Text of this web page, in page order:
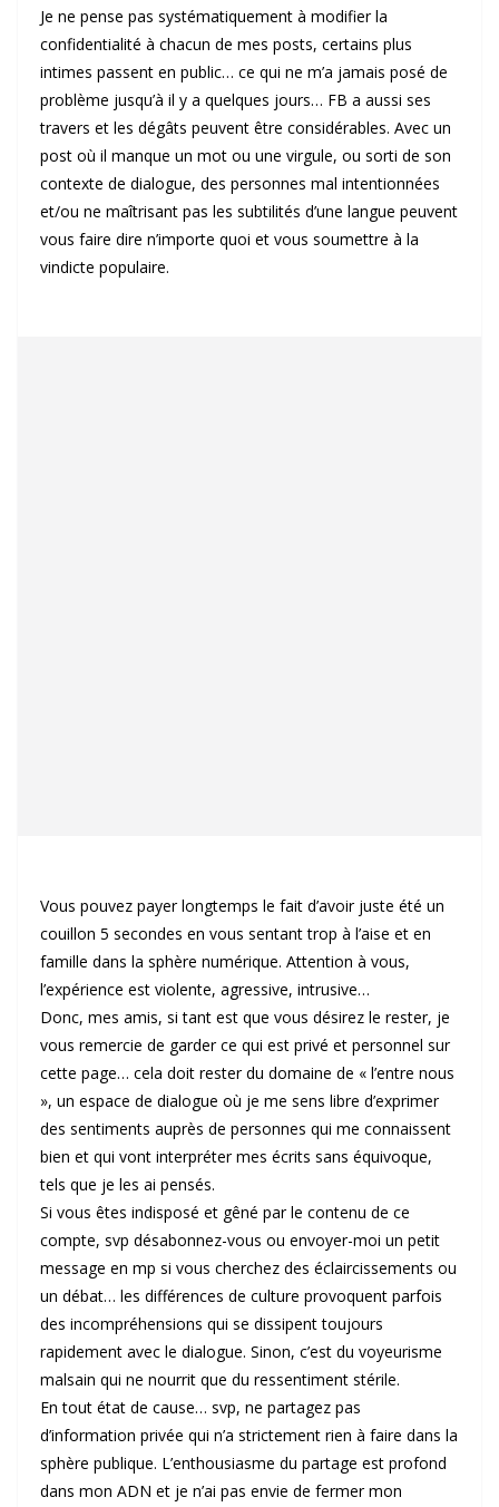
Je ne pense pas systématiquement à modifier la
confidentialité à chacun de mes posts, certains plus
intimes passent en public… ce qui ne m’a jamais posé de
problème jusqu’à il y a quelques jours… FB a aussi ses
travers et les dégâts peuvent être considérables. Avec un
post où il manque un mot ou une virgule, ou sorti de son
contexte de dialogue, des personnes mal intentionnées
et/ou ne maîtrisant pas les subtilités d’une langue peuvent
vous faire dire n’importe quoi et vous soumettre à la
vindicte populaire.
Vous pouvez payer longtemps le fait d’avoir juste été un
couillon 5 secondes en vous sentant trop à l’aise et en
famille dans la sphère numérique. Attention à vous,
l’expérience est violente, agressive, intrusive…
Donc, mes amis, si tant est que vous désirez le rester, je
vous remercie de garder ce qui est privé et personnel sur
cette page… cela doit rester du domaine de « l’entre nous
», un espace de dialogue où je me sens libre d’exprimer
des sentiments auprès de personnes qui me connaissent
bien et qui vont interpréter mes écrits sans équivoque,
tels que je les ai pensés.
Si vous êtes indisposé et gêné par le contenu de ce
compte, svp désabonnez-vous ou envoyer-moi un petit
message en mp si vous cherchez des éclaircissements ou
un débat… les différences de culture provoquent parfois
des incompréhensions qui se dissipent toujours
rapidement avec le dialogue. Sinon, c’est du voyeurisme
malsain qui ne nourrit que du ressentiment stérile.
En tout état de cause… svp, ne partagez pas
d’information privée qui n’a strictement rien à faire dans la
sphère publique. L’enthousiasme du partage est profond
dans mon ADN et je n’ai pas envie de fermer mon